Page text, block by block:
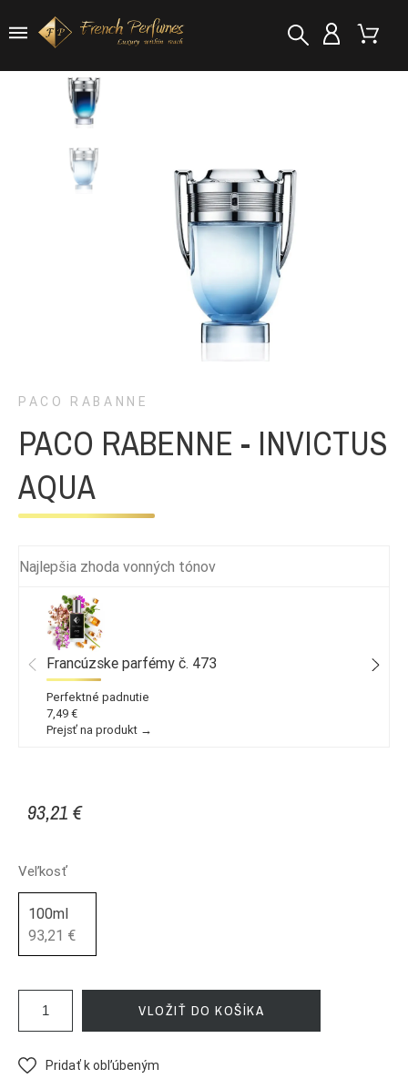
PACO RABANNE
PACO RABENNE - INVICTUS
AQUA
Najlepšia zhoda vonných tónov
Francúzske parfémy č. 473
Perfektné padnutie
7,49 €
Prejsť na produkt →
93,21 €
Veľkosť
100ml
93,21 €
VLOŽIŤ DO KOŠÍKA
Pridať k obľúbeným